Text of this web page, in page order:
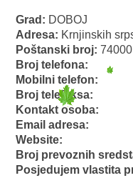
Grad: DOBOJ
Adresa: Krnjinskih
Poštanski broj:74000
Broj telefona:
Mobilni telefon:
Broj telefaksa:
Kontakt osoba:
Email adresa:
Website:
Broj prevoznih
Posjedujem vlastita